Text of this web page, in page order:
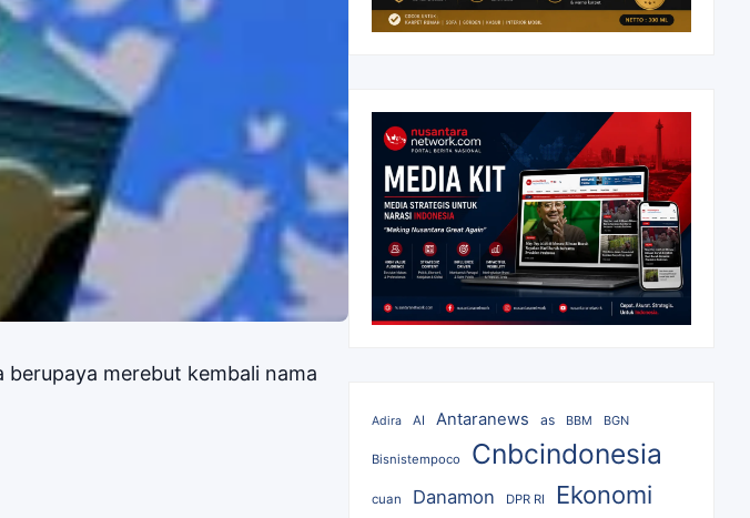
merebut kembali nama
Adira AI Antaranews as BBM BGN
Bisnistempoco Cnbcindonesia
cuan Danamon DPR RI Ekonomi